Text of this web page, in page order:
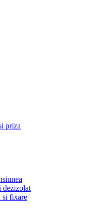
priza
dezizolat
si fixare